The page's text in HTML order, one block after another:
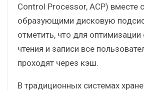
Control Processor, ACP) вместе
образующими дисковую
отметить, что для оптимизации
чтения и записи все
проходят через кэш.
В традиционных системах